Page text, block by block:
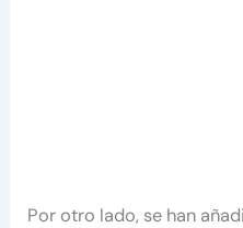
Por otro lado, se han